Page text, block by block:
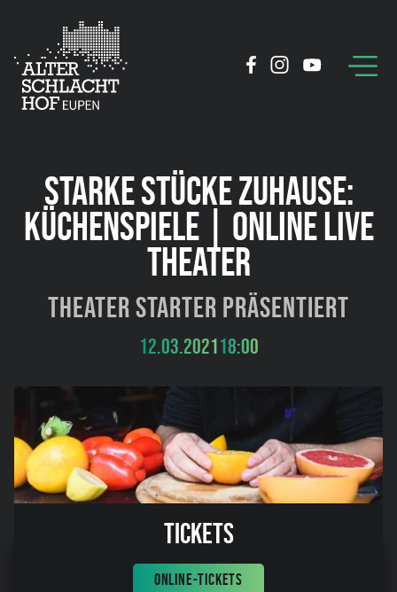
STARKE STÜCKE ZUHAUSE:
KÜCHENSPIELE | ONLINE LIVE
THEATER
Theater Starter präsentiert
12.03.202118:00
Tickets
ONLINE-TICKETS